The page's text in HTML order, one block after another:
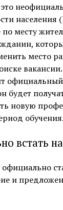
населения
месту
место
официальный
будет
новую
обучения.
встать
и